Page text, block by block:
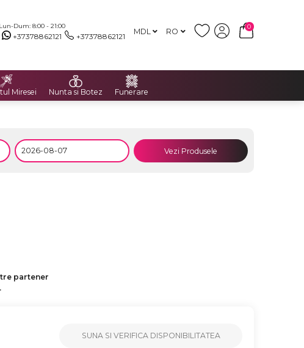
Lun-Dum: 8:00 - 21:00
+37378862121 +37378862121 MDL RO
0
Miresei Nunta si Botez Funerare
Vezi Produsele
partener
SUNA SI VERIFICA DISPONIBILITATEA